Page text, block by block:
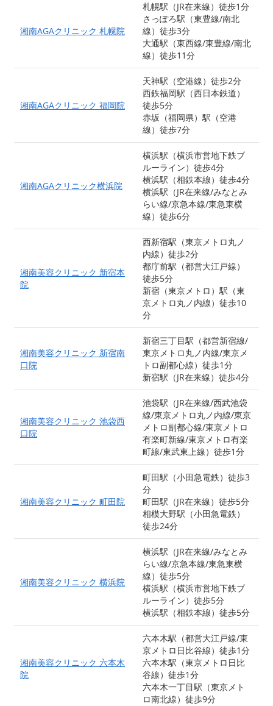
湘南AGAクリニック 札幌院
札幌駅（JR在来線）徒歩1分
さっぽろ駅（東豊線/南北
線）徒歩3分
大通駅（東西線/東豊線/南北
線）徒歩11分
湘南AGAクリニック 福岡院
天神駅（空港線）徒歩2分
西鉄福岡駅（西日本鉄道）
徒歩5分
赤坂（福岡県）駅（空港
線）徒歩7分
湘南AGAクリニック横浜院
横浜駅（横浜市営地下鉄ブ
ルーライン）徒歩4分
横浜駅（相鉄本線）徒歩4分
横浜駅（JR在来線/みなとみ
らい線/京急本線/東急東横
線）徒歩6分
湘南美容クリニック 新宿本
院
西新宿駅（東京メトロ丸ノ
内線）徒歩2分
都庁前駅（都営大江戸線）
徒歩5分
新宿（東京メトロ）駅（東
京メトロ丸ノ内線）徒歩10
分
湘南美容クリニック 新宿南
口院
新宿三丁目駅（都営新宿線/
東京メトロ丸ノ内線/東京メ
トロ副都心線）徒歩1分
新宿駅（JR在来線）徒歩4分
湘南美容クリニック 池袋西
口院
池袋駅（JR在来線/西武池袋
線/東京メトロ丸ノ内線/東京
メトロ副都心線/東京メトロ
有楽町新線/東京メトロ有楽
町線/東武東上線）徒歩1分
湘南美容クリニック 町田院
町田駅（小田急電鉄）徒歩3
分
町田駅（JR在来線）徒歩5分
相模大野駅（小田急電鉄）
徒歩24分
湘南美容クリニック 横浜院
横浜駅（JR在来線/みなとみ
らい線/京急本線/東急東横
線）徒歩5分
横浜駅（横浜市営地下鉄ブ
ルーライン）徒歩5分
横浜駅（相鉄本線）徒歩5分
湘南美容クリニック 六本木
院
六本木駅（都営大江戸線/東
京メトロ日比谷線）徒歩1分
六本木駅（東京メトロ日比
谷線）徒歩1分
六本木一丁目駅（東京メト
ロ南北線）徒歩9分